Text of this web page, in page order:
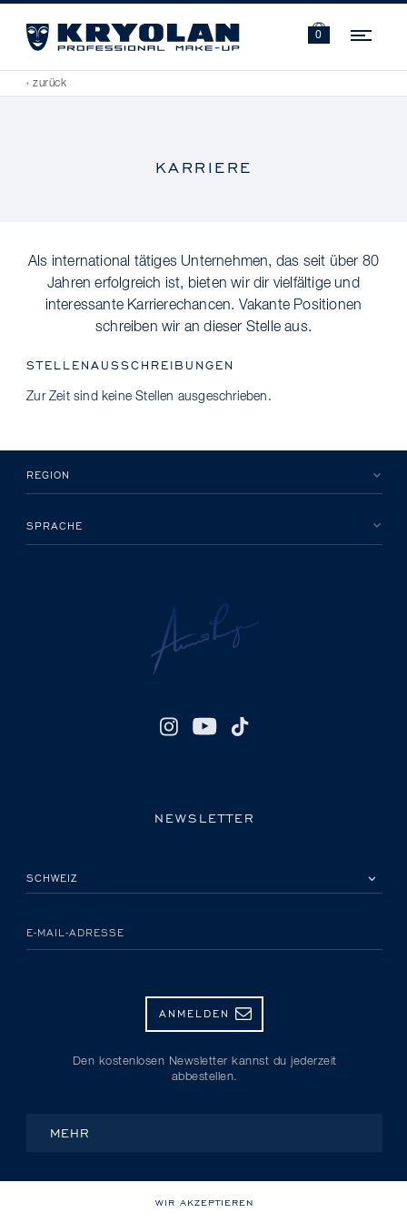
0
‹ zurück
KARRIERE
Als international tätiges Unternehmen, das seit über 80
Jahren erfolgreich ist, bieten wir dir vielfältige und
interessante Karrierechancen. Vakante Positionen
schreiben wir an dieser Stelle aus.
STELLENAUSSCHREIBUNGEN
Zur Zeit sind keine Stellen ausgeschrieben.
REGION
SPRACHE
NEWSLETTER
E-MAIL-ADRESSE
ANMELDEN
Den kostenlosen Newsletter kannst du jederzeit
abbestellen.
MEHR
WIR AKZEPTIEREN